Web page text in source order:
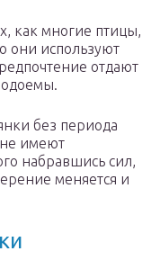
как многие птицы,
они используют
отдают
без периода
имеют
набравшись сил,
меняется и